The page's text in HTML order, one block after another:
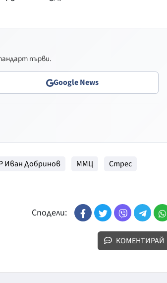
първи.
Google News
Иван Добринов ММЦ
Стрес
Сподели:
КОМЕНТИРАЙ